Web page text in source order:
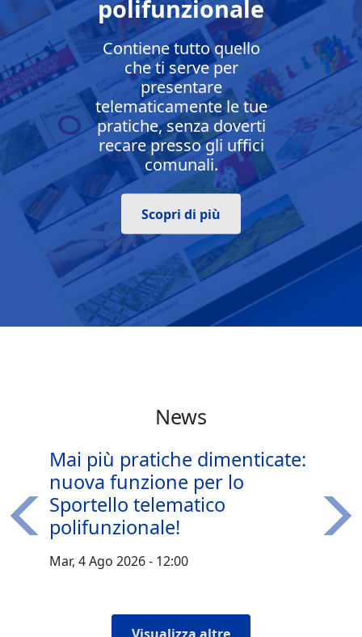
polifunzionale
Contiene tutto quello
che ti serve per
presentare
telematicamente le tue
pratiche, senza doverti
recare presso gli uffici
comunali.
Scopri di più
News
Mai più pratiche dimenticate:
nuova funzione per lo
Sportello telematico
polifunzionale!
Mar, 4 Ago 2026 - 12:00
Precedente